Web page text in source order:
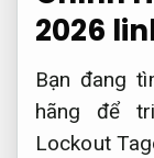
2026
Bạn đang
hãng để
Lockout